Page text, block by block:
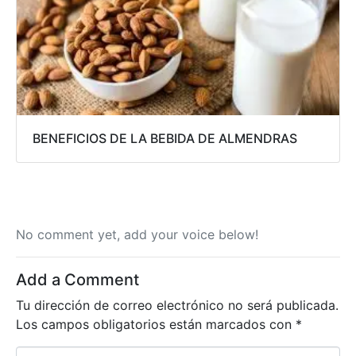
BENEFICIOS DE LA BEBIDA DE ALMENDRAS
No comment yet, add your voice below!
Add a Comment
Tu dirección de correo electrónico no será publicada.
Los campos obligatorios están marcados con *